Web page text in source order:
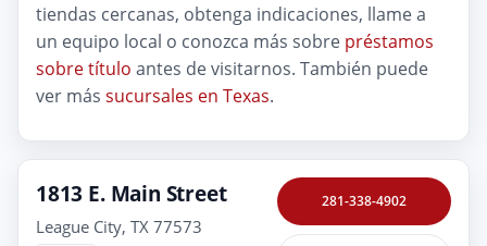
tiendas cercanas, obtenga indicaciones, llame a
un equipo local o conozca más sobre préstamos
sobre título antes de visitarnos. También puede
ver más sucursales en Texas.
1813 E. Main Street
League City, TX 77573
281-338-4902